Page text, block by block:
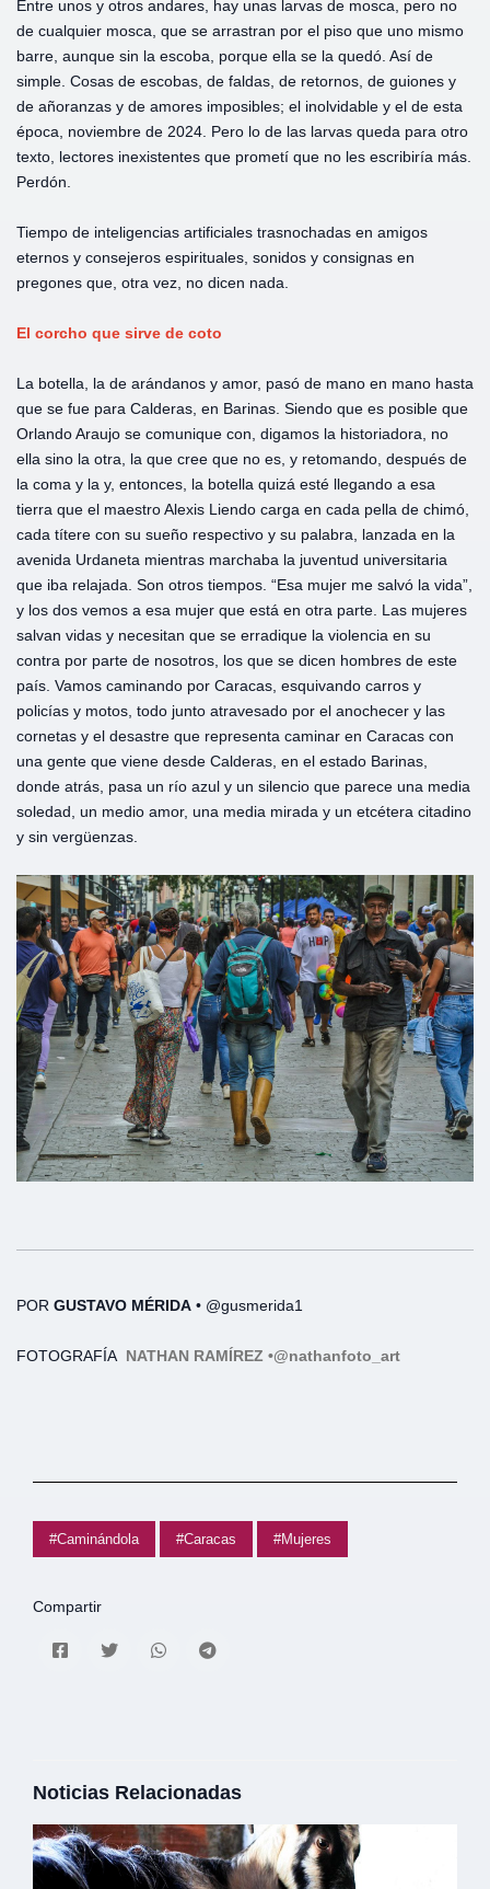
Entre unos y otros andares, hay unas larvas de mosca, pero no
de cualquier mosca, que se arrastran por el piso que uno mismo
barre, aunque sin la escoba, porque ella se la quedó. Así de
simple. Cosas de escobas, de faldas, de retornos, de guiones y
de añoranzas y de amores imposibles; el inolvidable y el de esta
época, noviembre de 2024. Pero lo de las larvas queda para otro
texto, lectores inexistentes que prometí que no les escribiría más.
Perdón.
Tiempo de inteligencias artificiales trasnochadas en amigos
eternos y consejeros espirituales, sonidos y consignas en
pregones que, otra vez, no dicen nada.
El corcho que sirve de coto
La botella, la de arándanos y amor, pasó de mano en mano hasta
que se fue para Calderas, en Barinas. Siendo que es posible que
Orlando Araujo se comunique con, digamos la historiadora, no
ella sino la otra, la que cree que no es, y retomando, después de
la coma y la y, entonces, la botella quizá esté llegando a esa
tierra que el maestro Alexis Liendo carga en cada pella de chimó,
cada títere con su sueño respectivo y su palabra, lanzada en la
avenida Urdaneta mientras marchaba la juventud universitaria
que iba relajada. Son otros tiempos. “Esa mujer me salvó la vida”,
y los dos vemos a esa mujer que está en otra parte. Las mujeres
salvan vidas y necesitan que se erradique la violencia en su
contra por parte de nosotros, los que se dicen hombres de este
país. Vamos caminando por Caracas, esquivando carros y
policías y motos, todo junto atravesado por el anochecer y las
cornetas y el desastre que representa caminar en Caracas con
una gente que viene desde Calderas, en el estado Barinas,
donde atrás, pasa un río azul y un silencio que parece una media
soledad, un medio amor, una media mirada y un etcétera citadino
y sin vergüenzas.
POR GUSTAVO MÉRIDA • @gusmerida1
FOTOGRAFÍA NATHAN RAMÍREZ •@nathanfoto_art
#Caminándola #Caracas #Mujeres
Compartir
Noticias Relacionadas